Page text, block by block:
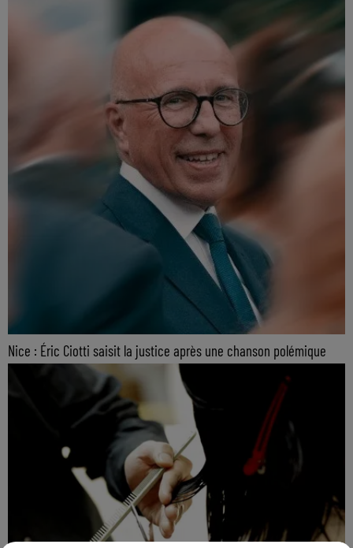
Nice : Éric Ciotti saisit la justice après une chanson polémique